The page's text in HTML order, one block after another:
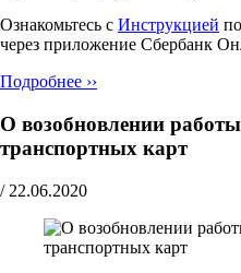
Ознакомьтесь с Инструкцией
через приложение Сбербанк
Подробнее ››
О возобновлении
транспортных карт
/ 22.06.2020